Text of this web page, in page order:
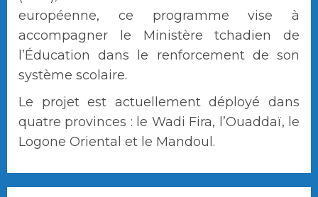
européenne, ce programme vise à
accompagner le Ministère tchadien de
l’Éducation dans le renforcement de son
système scolaire.
Le projet est actuellement déployé dans
quatre provinces : le Wadi Fira, l’Ouaddaï, le
Logone Oriental et le Mandoul.